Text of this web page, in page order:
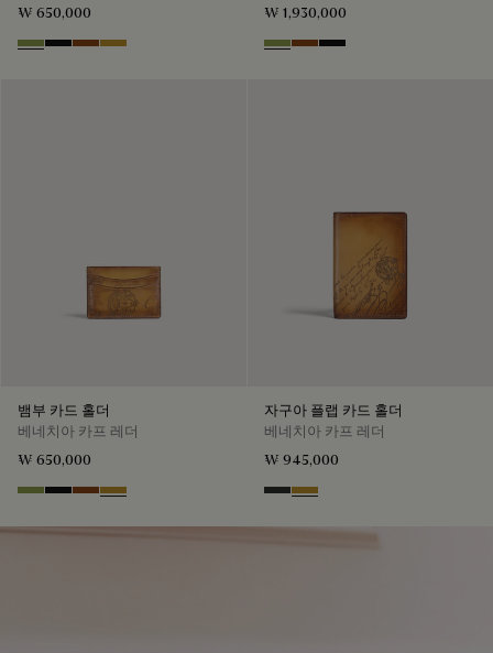
₩ 650,000
WillowNero Grigio
Cacao Intenso
Mustard
₩ 1,930,000
WillowCacao Intenso
Nero Grigio
뱀부 카드 홀더
베네치아 카프 레더
₩ 650,000
WillowNero Grigio
Cacao Intenso
Mustard
자구아 플랩 카드 홀더
베네치아 카프 레더
₩ 945,000
VerbenaMustard